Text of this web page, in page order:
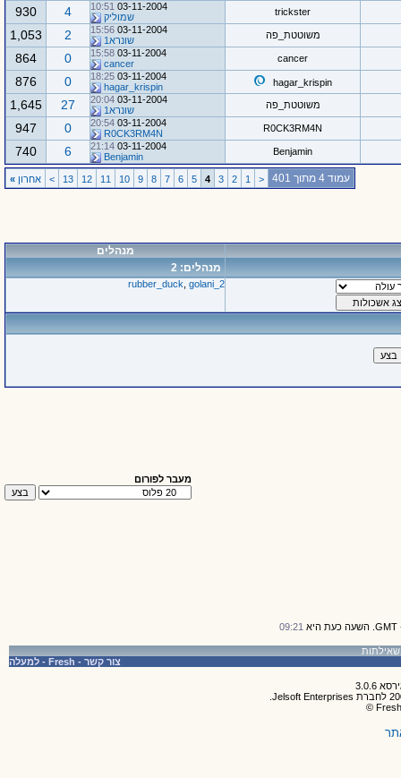
trickster
03-11-2004
10:51
שמוליק
4
930
משוטטת_פה 03-11-2004
15:56
שונרא1
2
1,053
cancer
03-11-2004
15:58
cancer
0
864
hagar_krispin
03-11-2004
18:25
hagar_krispin
0
876
משוטטת_פה 03-11-2004
20:04
שונרא1
27
1,645
R0CK3RM4N
03-11-2004
20:54
R0CK3RM4N
0
947
Benjamin
03-11-2004
21:14
Benjamin
6
740
עמוד 4 מתוך 401 <
1
2
3
4
5
6
7
8
9
10
11
12
13
> אחרון »
מנהלים
מנהלים: 2
rubber_duck golani_2
מעבר לפורום
09:21
צור קשר -
Fresh
- למעלה